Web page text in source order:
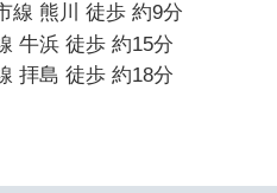
線 熊川 徒歩 約9分
牛浜 徒歩 約15分
拝島 徒歩 約18分